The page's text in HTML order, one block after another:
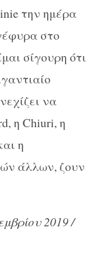
την ημέρα
στο
σίγουρη ότι
να
η Chiuri, η
η
άλλων, ζουν
2019 /